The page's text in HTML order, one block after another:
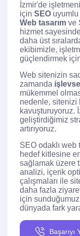
İzmir'de
için SEO uyumlu
Web tasarım ve
hizmet
daha üst
ekibimizle,
güçlendirmek
Web sitenizin
zamanda
mükemmel
nedenle, sitenizi
kavuşturuyoruz.
geliştirdiğimiz
artırıyoruz.
SEO odaklı web
hedef kitlesine
sağlamak üzere
analizi, içerik
çalışmaları ile
daha fazla
için
dünyada fark
Başarıyı